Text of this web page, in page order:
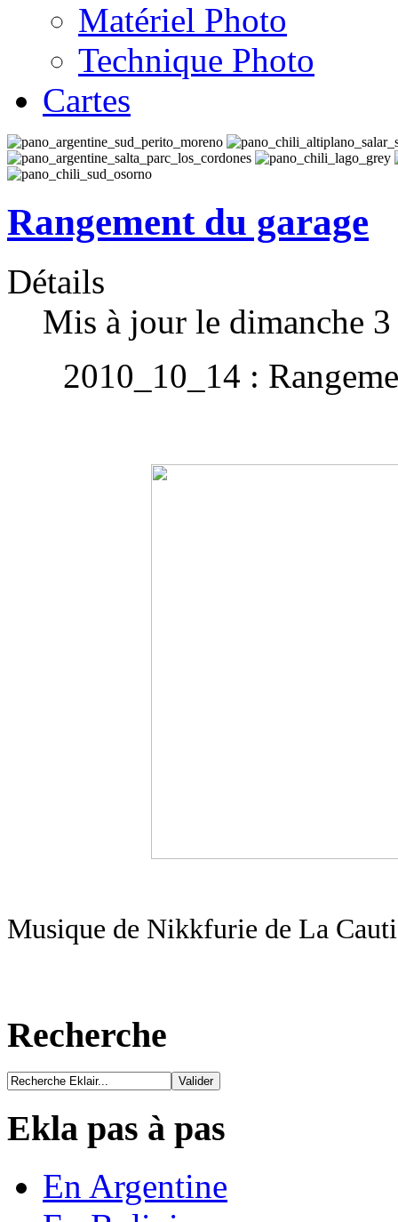
Matériel Photo
Technique Photo
Cartes
Rangement du garage
Détails
Mis à jour le dimanche
2010_10_14 :
Musique de Nikkfurie de La
Recherche
Ekla pas à pas
En Argentine